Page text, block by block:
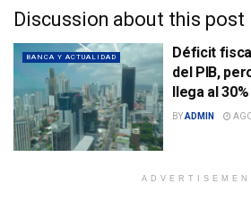
Discussion about this post
BANCA Y ACTUALIDAD
Déficit
del PIB,
llega al
BYADMIN